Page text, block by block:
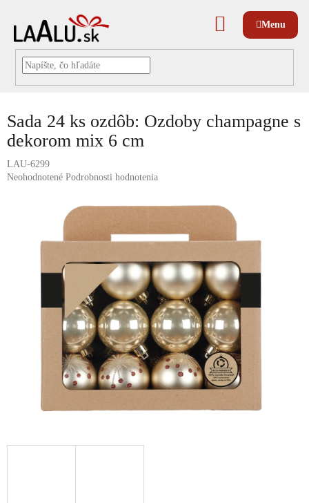
NÁKUPNÝ
KOŠÍK
Sada 24 ks ozdôb: Ozdoby champagne s
dekorom mix 6 cm
LAU-6299
Priemerné
Neohodnotené Podrobnosti hodnotenia